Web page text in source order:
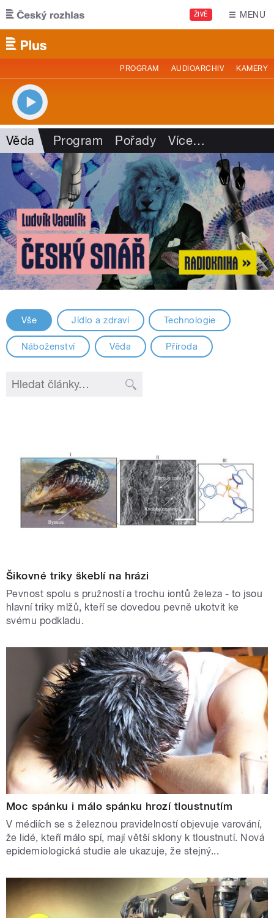
Přejít k hlavnímu obsahu
ŽIVĚ MENU
PROGRAM AUDIOARCHIV KAMERY
Věda Program Pořady Více…
Vše Jídlo a zdraví Technologie
Náboženství Věda Příroda
Šikovné triky škeblí na hrázi
Pevnost spolu s pružností a trochu iontů železa - to jsou
hlavní triky mlžů, kteří se dovedou pevně ukotvit ke
svému podkladu.
Moc spánku i málo spánku hrozí tloustnutím
V médiích se s železnou pravidelností objevuje varování,
že lidé, kteří málo spí, mají větší sklony k tloustnutí. Nová
epidemiologická studie ale ukazuje, že stejný...